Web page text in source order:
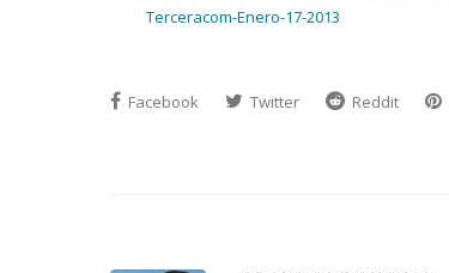
Terceracom-Enero-17-2013
Facebook Twitter Reddit